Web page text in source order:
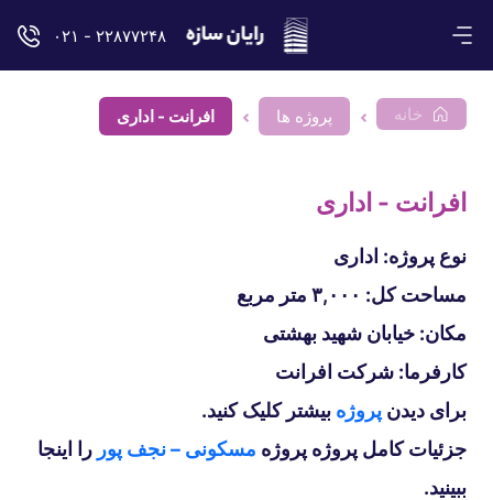
۲۲۸۷۷۲۴۸ - ۰۲۱
خانه پروژه ها افرانت - اداری
افرانت - اداری
نوع پروژه: اداری
مساحت کل: ۳,۰۰۰ متر مربع
مکان: خیابان شهید بهشتی
کارفرما: شرکت افرانت
برای دیدن پروژه بیشتر کلیک کنید.
جزئیات کامل پروژه پروژه مسکونی – نجف پور را اینجا
ببینید.